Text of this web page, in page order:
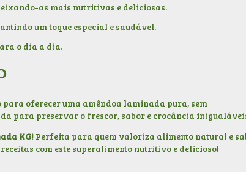
as mais nutritivas e deliciosas.
um toque especial e saudável.
o dia a dia.
para oferecer uma amêndoa laminada pura, sem
para preservar o frescor, sabor e crocância
KG! Perfeita para quem valoriza alimento natural e
com este superalimento nutritivo e delicioso!